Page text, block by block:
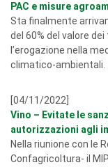
PAC e misure
Sta finalmente
del 60% del valore
l’erogazione nella
climatico-ambientali.
[04/11/2022]
Vino – Evitate le
autorizzazioni agli
Nella riunione con le
Confagricoltura- il